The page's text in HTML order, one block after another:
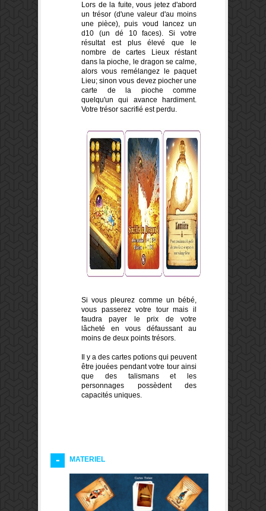
Lors de la fuite, vous jetez d'abord
un trésor (d'une valeur d'au moins
une pièce),puis voud lancezun
d10 (un dé 10 faces).Si votre
résultat est plus élevé que
le
nombre de
cartes Lieux réstant
dans la pioche, le dragon se calme,
alors vous remélangez le paquet
Lieu; sinon vous devez piocher une
carte de la pioche
comme
quelqu'un qui avance hardiment.
Votre trésor sacrifié est perdu.
Si vous pleurez comme un bébé,
vous passerez votre tour mais il
faudra payer le prix de votre
lâcheté en vous défaussant au
moins de deux points trésors.
Il y a des cartes potions qui peuvent
être jouées pendant votre tour ainsi
que des talismans et les
personnages possèdent des
capacités uniques.
MATERIEL